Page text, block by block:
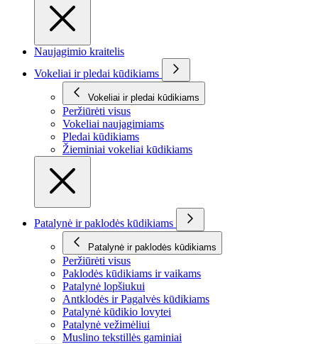
Naujagimio kraitelis
Vokeliai ir pledai kūdikiams
Vokeliai ir pledai kūdikiams
Peržiūrėti visus
Vokeliai naujagimiams
Pledai kūdikiams
Žieminiai vokeliai kūdikiams
Patalynė ir paklodės kūdikiams
Patalynė ir paklodės kūdikiams
Peržiūrėti visus
Paklodės kūdikiams ir vaikams
Patalynė lopšiukui
Antklodės ir Pagalvės kūdikiams
Patalynė kūdikio lovytei
Patalynė vežimėliui
Muslino tekstillės gaminiai